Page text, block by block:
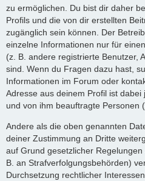
zu ermöglichen. Du bist dir daher
Profils und die von dir erstellten
zugänglich sein können. Der
einzelne Informationen nur für
(z. B. andere registrierte Benutzer,
sind. Wenn du Fragen dazu hast,
Informationen im Forum oder
Adresse aus deinem Profil ist
und von ihm beauftragte Personen
Andere als die oben genannten
deiner Zustimmung an Dritte
auf Grund gesetzlicher
B. an Strafverfolgungsbehörden)
Durchsetzung rechtlicher